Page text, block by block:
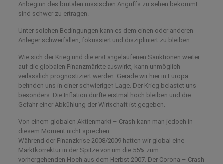
Anbeginn des brutalen russischen Angriffs zu sehen bekommt
sind schwer zu ertragen.
Unter solchen Bedingungen kann es dem einen oder anderen
Anleger schwerfallen, fokussiert und diszipliniert zu bleiben.
Wie sich der Krieg und die erst angelaufenen Sanktionen weiter
auf die globalen Finanzmärkte auswirkt, kann unmöglich
verlässlich prognostiziert werden. Gerade wir hier in Europa
befinden uns in einer schwierigen Lage. Der Krieg belastet uns
besonders. Die Inflation dürfte erstmal hoch bleiben und die
Gefahr einer Abkühlung der Wirtschaft ist gegeben.
Von einem globalen Aktienmarkt – Crash kann man jedoch in
diesem Moment nicht sprechen.
Während der Finanzkrise 2008/2009 hatten wir global eine
Marktkorrektur in der Spitze von um die 55% zum
vorhergehenden Hoch aus dem Herbst 2007. Der Corona – Crash